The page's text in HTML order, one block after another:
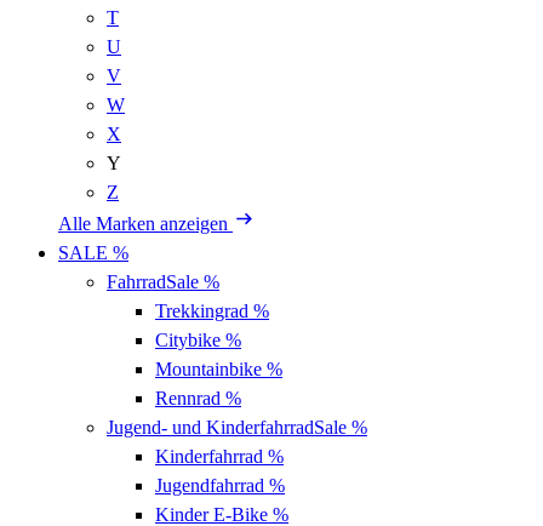
T
U
V
W
X
Y
Z
Alle Marken anzeigen
SALE %
FahrradSale %
Trekkingrad %
Citybike %
Mountainbike %
Rennrad %
Jugend- und KinderfahrradSale %
Kinderfahrrad %
Jugendfahrrad %
Kinder E-Bike %